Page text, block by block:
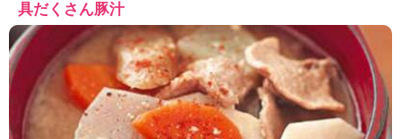
具だくさん豚汁